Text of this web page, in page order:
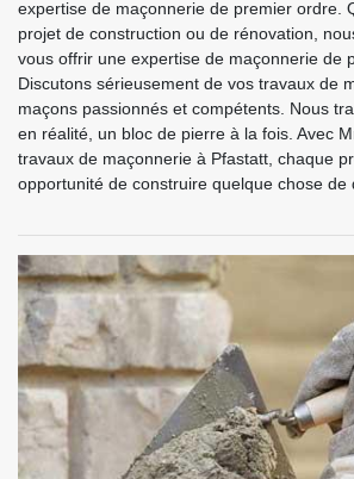
expertise de maçonnerie de premier ordre.
projet de construction ou de rénovation,
vous offrir une expertise de maçonnerie de
Discutons sérieusement de vos travaux de
maçons passionnés et compétents. Nous
en réalité, un bloc de pierre à la fois. Avec
travaux de maçonnerie à Pfastatt, chaque
opportunité de construire quelque chose de